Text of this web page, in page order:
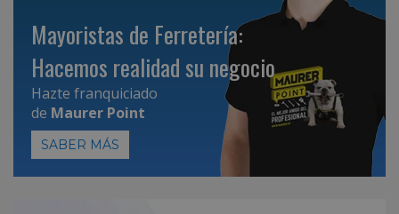
Mayoristas de Ferretería:
Hacemos realidad su negocio
Hazte franquiciado
de Maurer Point
SABER MÁS